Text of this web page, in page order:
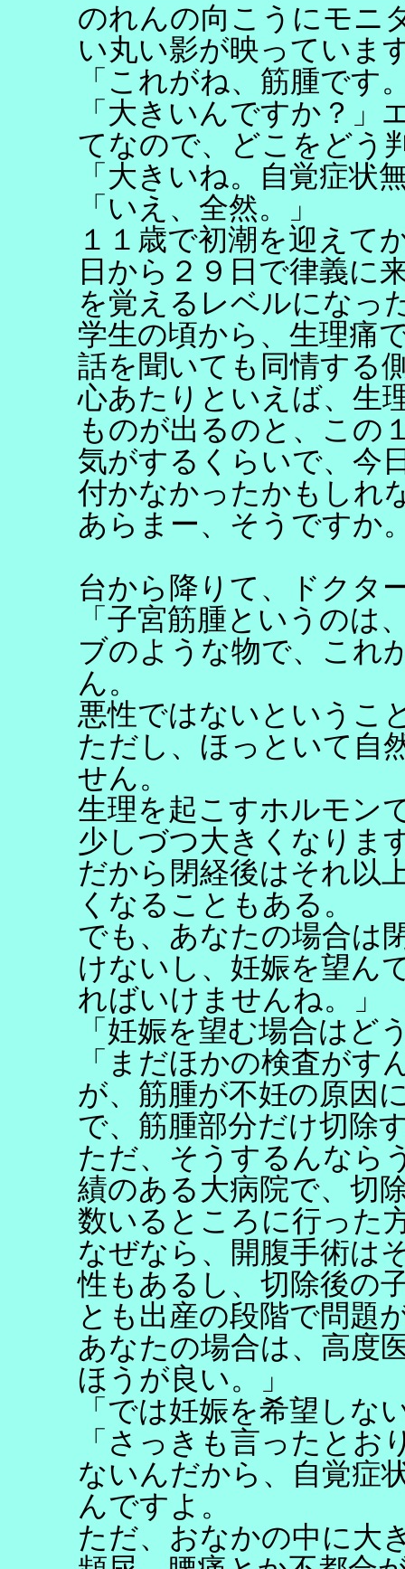
のれんの向こうにモニ
い丸い影が映っていま
「これがね、筋腫です
「大きいんですか？」
てなので、どこをどう
「大きいね。自覚症状
「いえ、全然。」
１１歳で初潮を迎えて
日から２９日で律義に
を覚えるレベルになっ
学生の頃から、生理痛
話を聞いても同情する
心あたりといえば、生
ものが出るのと、この
気がするくらいで、今
付かなかったかもしれ
あらまー、そうですか
台から降りて、ドクタ
「子宮筋腫というのは
ブのような物で、これ
ん。
悪性ではないというこ
ただし、ほっといて自
せん。
生理を起こすホルモン
少しづつ大きくなりま
だから閉経後はそれ以
くなることもある。
でも、あなたの場合は
けないし、妊娠を望ん
ればいけませんね。」
「妊娠を望む場合はど
「まだほかの検査がす
が、筋腫が不妊の原因
で、筋腫部分だけ切除
ただ、そうするんなら
績のある大病院で、切
数いるところに行った
なぜなら、開腹手術は
性もあるし、切除後の
とも出産の段階で問題
あなたの場合は、高度
ほうが良い。」
「では妊娠を希望しな
「さっきも言ったとお
ないんだから、自覚症
んですよ。
ただ、おなかの中に大